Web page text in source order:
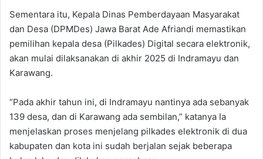
Sementara itu, Kepala Dinas Pemberdayaan Masyarakat
dan Desa (DPMDes) Jawa Barat Ade Afriandi memastikan
pemilihan kepala desa (Pilkades) Digital secara elektronik,
akan mulai dilaksanakan di akhir 2025 di Indramayu dan
Karawang.
“Pada akhir tahun ini, di Indramayu nantinya ada sebanyak
139 desa, dan di Karawang ada sembilan,” katanya Ia
menjelaskan proses menjelang pilkades elektronik di dua
kabupaten dan kota ini sudah berjalan sejak beberapa